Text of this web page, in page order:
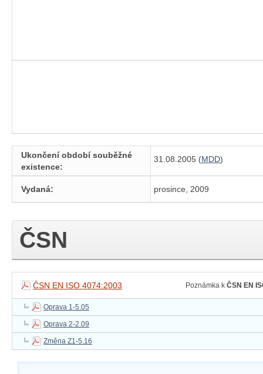
Ukončení období souběžné
existence:
31.08.2005 (MDD)
Vydaná: prosince, 2009
ČSN
ČSN EN ISO 4074:2003 Poznámka k ČSN EN
Oprava 1-5.05
Oprava 2-2.09
Změna Z1-5.16